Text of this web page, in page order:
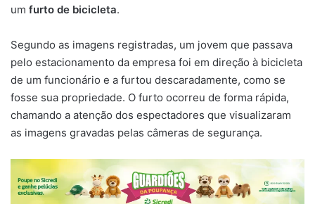
um furto de bicicleta.
Segundo as imagens registradas, um jovem que passava
pelo estacionamento da empresa foi em direção à bicicleta
de um funcionário e a furtou descaradamente, como se
fosse sua propriedade. O furto ocorreu de forma rápida,
chamando a atenção dos espectadores que visualizaram
as imagens gravadas pelas câmeras de segurança.